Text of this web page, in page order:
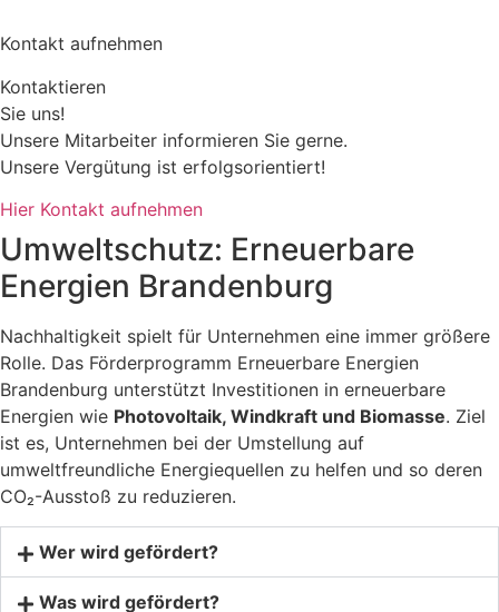
Kontakt aufnehmen
Kontaktieren
Sie uns!
Unsere Mitarbeiter informieren Sie gerne.
Unsere Vergütung ist erfolgsorientiert!
Hier Kontakt aufnehmen
Umweltschutz: Erneuerbare
Energien Brandenburg
Nachhaltigkeit spielt für Unternehmen eine immer größere
Rolle. Das Förderprogramm Erneuerbare Energien
Brandenburg unterstützt Investitionen in erneuerbare
Energien wie Photovoltaik, Windkraft und Biomasse. Ziel
ist es, Unternehmen bei der Umstellung auf
umweltfreundliche Energiequellen zu helfen und so deren
CO₂-Ausstoß zu reduzieren.
Wer wird gefördert?
Was wird gefördert?